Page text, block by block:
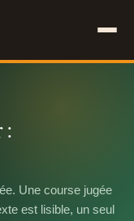
:
Une course jugée
est lisible, un seul